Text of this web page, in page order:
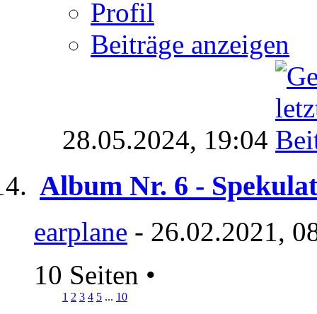
Profil
Beiträge anzeigen
28.05.2024, 19:04
Album Nr. 6 -
earplane - 26.02.2021,
10 Seiten •
1 2 3 4 5 ... 10